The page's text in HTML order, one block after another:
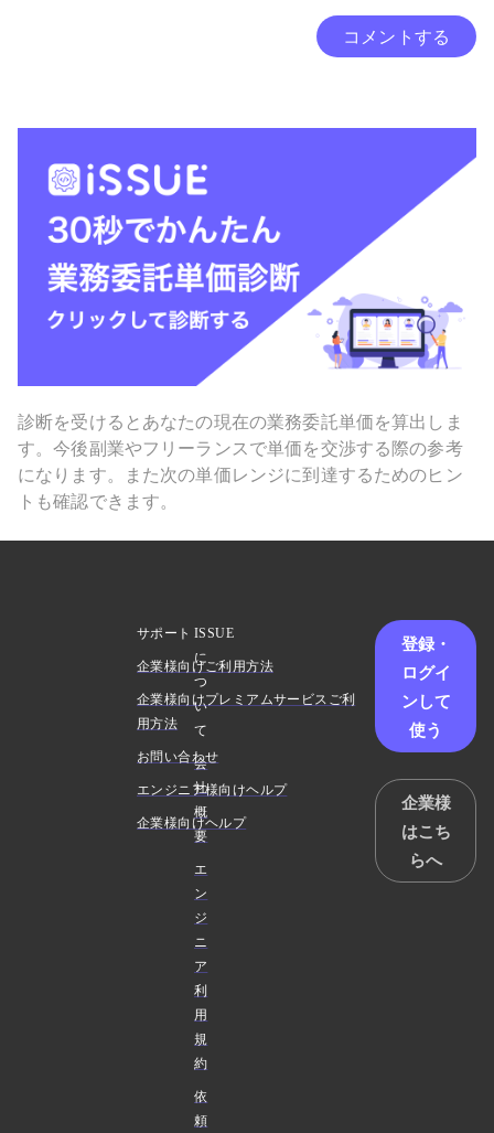
コメントする
診断を受けるとあなたの現在の業務委託単価を算出しま
す。今後副業やフリーランスで単価を交渉する際の参考
になります。また次の単価レンジに到達するためのヒン
トも確認できます。
ISSUE
に
つ
い
て
会
社
概
要
エ
ン
ジ
ニ
ア
利
用
規
約
依
頼
サポート
企業様向けご利用方法
企業様向けプレミアムサービスご利
用方法
お問い合わせ
エンジニア様向けヘルプ
企業様向けヘルプ
登録・
ログイ
ンして
使う
企業様
はこち
らへ